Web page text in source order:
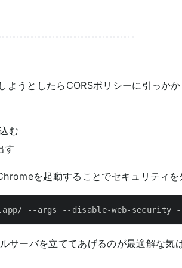
ようとしたらCORSポリシーに引っか
む
す
を起動することでセキュリティを
--args --disable-web-security
サーバを立ててあげるのが最適解な気